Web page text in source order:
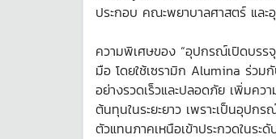
ประกอบ คณะพยาบาลศาสตร์ และ
ความพิเศษของ “อุปกรณ์เปิดบรร
มือ โดยใช้เซรามิก Alumina ร่วม
อย่างรวดเร็วและปลอดภัย เพิ่มคว
ต้นทุนในระยะยาว เพราะเป็นอุปก
ตัวแทนภาคเหนือเข้าประกวดในร